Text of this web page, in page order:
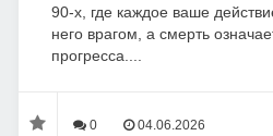
90-х, где каждое ваше
него врагом, а смерть
прогресса....
0 04.06.2026